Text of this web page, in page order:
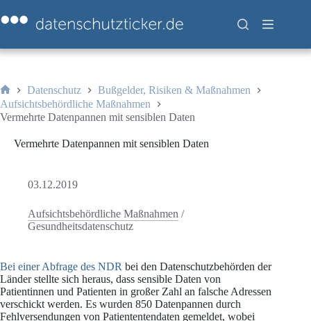
Inhalt
springen
Start
Datenschutz
Bußgelder, Risiken & Maßnahmen
Aufsichtsbehördliche Maßnahmen
Vermehrte Datenpannen mit sensiblen Daten
Vermehrte Datenpannen mit sensiblen Daten
03.12.2019
Aufsichtsbehördliche Maßnahmen /
Gesundheitsdatenschutz
Bei einer Abfrage des NDR bei den Datenschutzbehörden der
Länder stellte sich heraus, dass sensible Daten von
Patientinnen und Patienten in großer Zahl an falsche Adressen
verschickt werden. Es wurden 850 Datenpannen durch
Fehlversendungen von Patiententendaten gemeldet, wobei